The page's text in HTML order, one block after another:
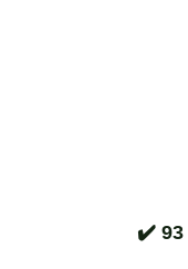
✔️ 93